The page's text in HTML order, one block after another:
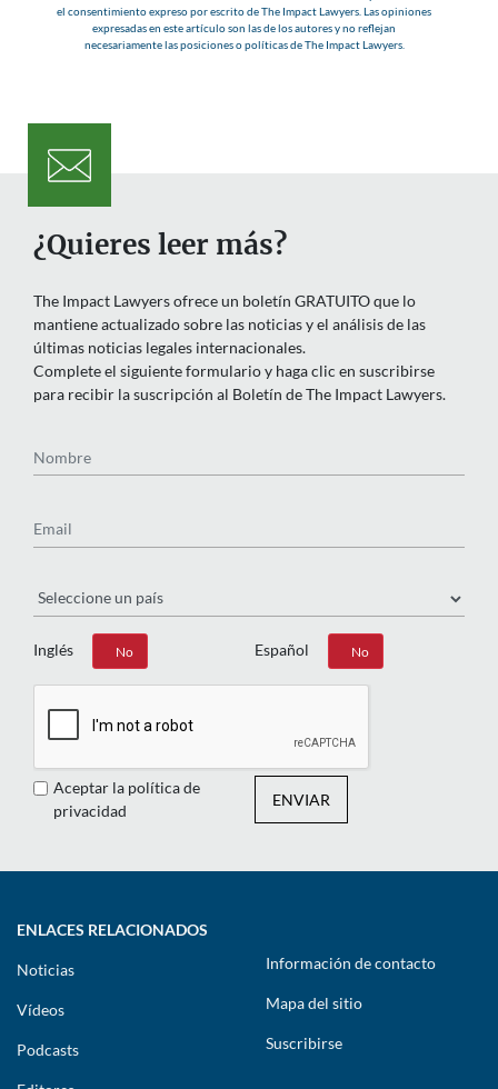
el consentimiento expreso por escrito de The Impact Lawyers. Las opiniones
expresadas en este artículo son las de los autores y no reflejan
necesariamente las posiciones o políticas de The Impact Lawyers.
¿Quieres leer más?
The Impact Lawyers ofrece un boletín GRATUITO que lo
mantiene actualizado sobre las noticias y el análisis de las
últimas noticias legales internacionales.
Complete el siguiente formulario y haga clic en suscribirse
para recibir la suscripción al Boletín de The Impact Lawyers.
Inglés
Sí No Español
Sí No
Aceptar la política de
privacidad
ENVIAR
ENLACES RELACIONADOS
Noticias
Vídeos
Podcasts
Información de contacto
Mapa del sitio
Suscribirse